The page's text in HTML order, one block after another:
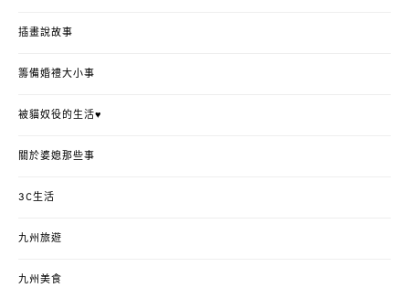
插畫說故事
籌備婚禮大小事
被貓奴役的生活♥
關於婆媳那些事
3C生活
九州旅遊
九州美食